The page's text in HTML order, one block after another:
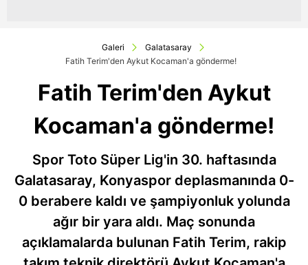
Galeri
Galatasaray
Fatih Terim'den Aykut Kocaman'a gönderme!
Fatih Terim'den Aykut
Kocaman'a gönderme!
Spor Toto Süper Lig'in 30. haftasında
Galatasaray, Konyaspor deplasmanında 0-
0 berabere kaldı ve şampiyonluk yolunda
ağır bir yara aldı. Maç sonunda
açıklamalarda bulunan Fatih Terim, rakip